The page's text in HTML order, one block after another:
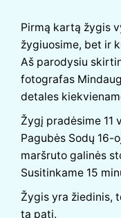
Pirmą kartą žygis
žygiuosime, bet ir
Aš parodysiu
fotografas
detales
Žygį pradėsime 11
Pagubės Sodų 16-
maršruto galinės
Susitinkame 15
Žygis yra žiedinis,
ta pati.